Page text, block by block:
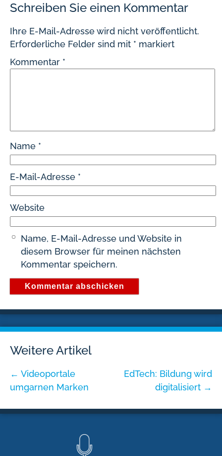
Schreiben Sie einen Kommentar
Ihre E-Mail-Adresse wird nicht veröffentlicht.
Erforderliche Felder sind mit * markiert
Kommentar *
Name *
E-Mail-Adresse *
Website
Name, E-Mail-Adresse und Website in
diesem Browser für meinen nächsten
Kommentar speichern.
Weitere Artikel
← Videoportale
umgarnen Marken
EdTech: Bildung wird
digitalisiert →